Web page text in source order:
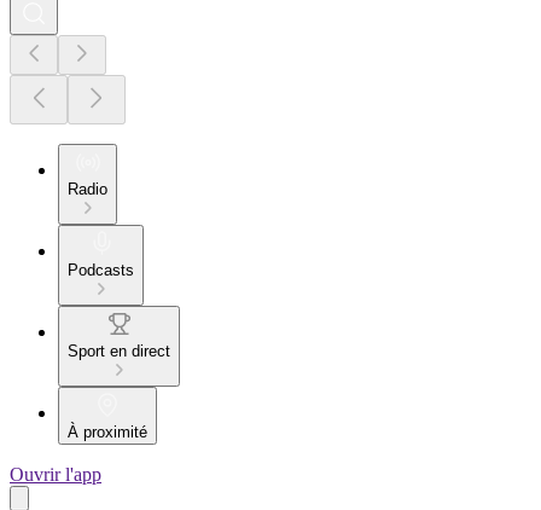
Radio
Podcasts
Sport en direct
À proximité
Ouvrir l'app